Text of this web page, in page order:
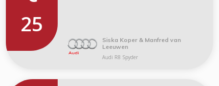
25
Siska Koper & Manfred van
Leeuwen
Audi R8 Spyder